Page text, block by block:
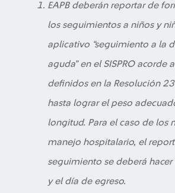
EAPB deberán reportar de
los seguimientos a niños y
aplicativo “seguimiento a la
aguda” en el SISPRO acorde
definidos en la Resolución
hasta lograr el peso
longitud. Para el caso de los
manejo hospitalario, el
seguimiento se deberá
y el día de egreso.